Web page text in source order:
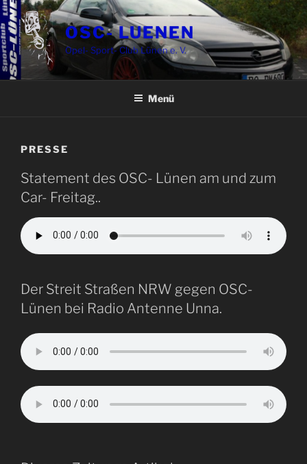
Zum
Inhalt
springen
OSC- LUENEN
Opel- Sport- Club Lünen e. V.
Menü
PRESSE
Statement des OSC- Lünen am und zum
Car- Freitag..
Der Streit Straßen NRW gegen OSC-
Lünen bei Radio Antenne Unna.